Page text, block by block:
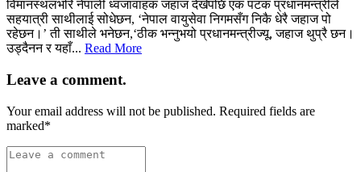
विमानस्थलभरि नेपाली ध्वजावाहक जहाज देखेपछि एक पटक प्रधानमन्त्रीले
सहयात्री साथीलाई सोधेछन, ‘नेपाल वायुसेवा निगमसँग निकै धेरै जहाज पो
रहेछन।’ ती साथीले भनेछन,‘ठीक भन्नुभयो प्रधानमन्त्रीज्यू, जहाज थुप्रै छन।
उड्दैनन र यहाँ... Read More
Leave a comment.
Your email address will not be published. Required fields are
marked*